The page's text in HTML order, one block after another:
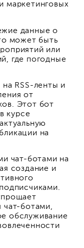
маркетинговых
данные о
может быть
или
где погодные
на RSS-ленты и
от
Этот бот
курсе
на
чат-ботами на
создание и
чат-ботами,
обслуживание